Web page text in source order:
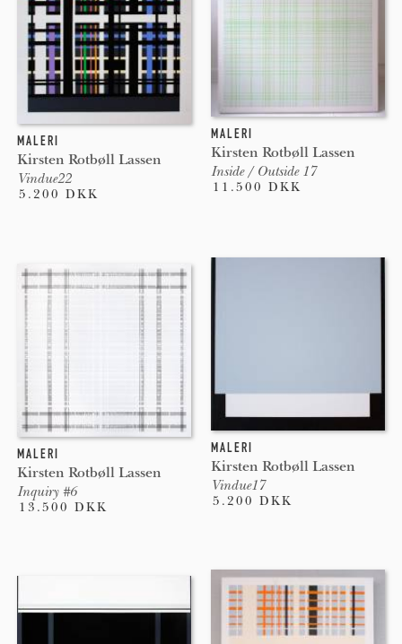
MALERI
Kirsten Rotbøll Lassen
Vindue22
5.200 DKK
MALERI
Kirsten Rotbøll Lassen
Inside / Outside 17
11.500 DKK
MALERI
Kirsten Rotbøll Lassen
Vindue17
5.200 DKK
MALERI
Kirsten Rotbøll Lassen
Inquiry #6
13.500 DKK